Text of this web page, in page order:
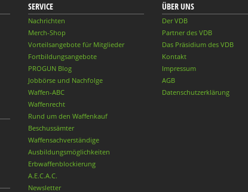
SERVICE
Nachrichten
Merch-Shop
Vorteilsangebote für Mitglieder
Fortbildungsangebote
PROGUN Blog
Jobbörse und Nachfolge
Waffen-ABC
Waffenrecht
Rund um den Waffenkauf
Beschussämter
Waffensachverständige
Ausbildungsmöglichkeiten
Erbwaffenblockierung
A.E.C.A.C.
Newsletter
ÜBER UNS
Der VDB
Partner des VDB
Das Präsidium des VDB
Kontakt
Impressum
AGB
Datenschutzerklärung